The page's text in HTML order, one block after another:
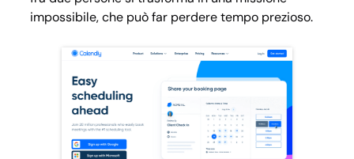
impossibile, che può far perdere tempo prezioso.